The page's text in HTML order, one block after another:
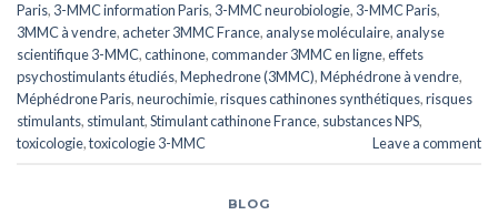
Paris, 3-MMC information Paris, 3-MMC neurobiologie, 3-MMC Paris,
3MMC à vendre, acheter 3MMC France, analyse moléculaire, analyse
scientifique 3-MMC,cathinone,commander 3MMC en ligne,effets
psychostimulants étudiés,Mephedrone (3MMC),Méphédrone à vendre,
Méphédrone Paris,neurochimie,risques cathinones synthétiques,risques
stimulants, stimulant,Stimulant cathinone France, substances NPS,
toxicologie,toxicologie 3-MMC Leave a comment
BLOG